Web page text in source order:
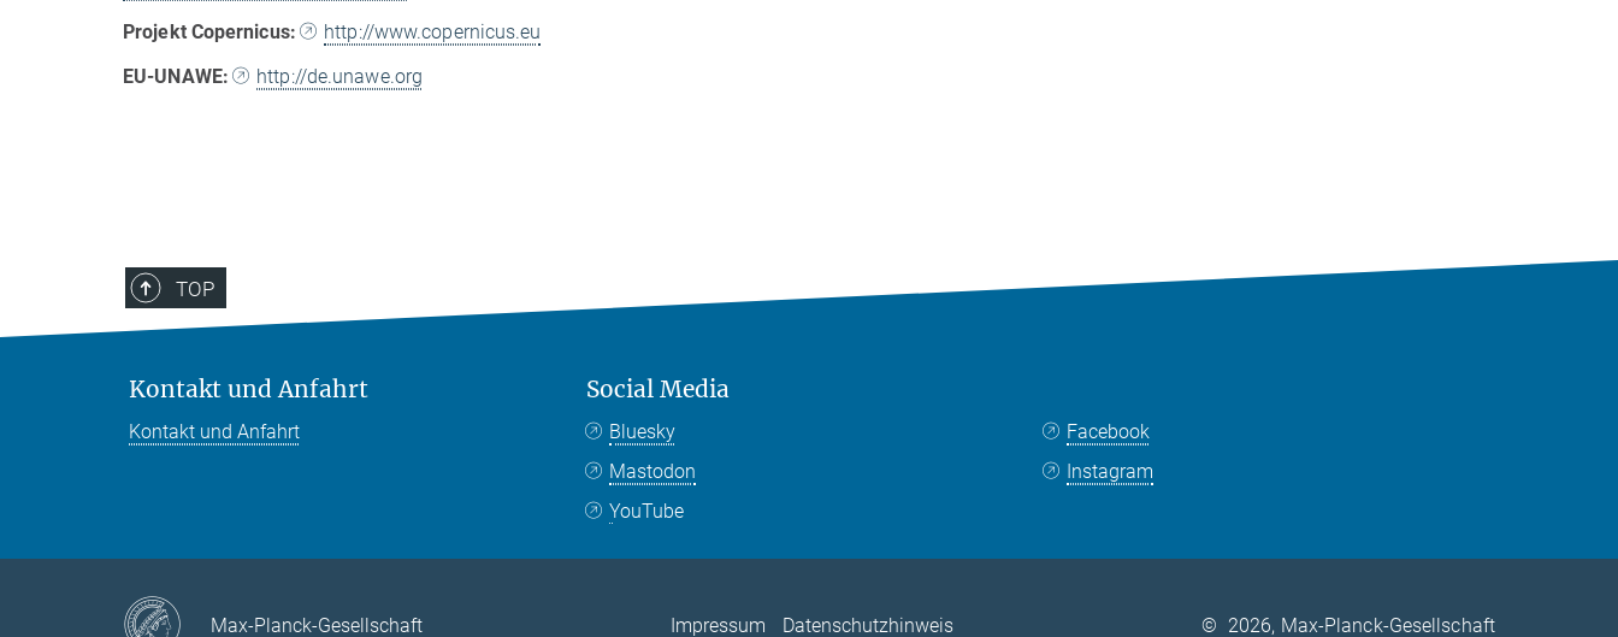
Projekt Copernicus:
http://www.copernicus.eu
EU-UNAWE:
http://de.unawe.org
TOP
Kontakt und Anfahrt
Kontakt und Anfahrt
Social Media
Bluesky
Mastodon
YouTube
Facebook
Instagram
Max-Planck-Gesellschaft Impressum Datenschutzhinweis © 2026, Max-Planck-Gesellschaft